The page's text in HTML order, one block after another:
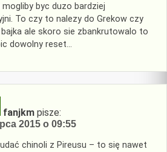
byc duzo bardziej
To czy to nalezy do Grekow czy
ale skoro sie zbankrutowalo to
dowolny reset…
fanjkm pisze:
2015 o 09:55
chinoli z Pireusu – to się nawet